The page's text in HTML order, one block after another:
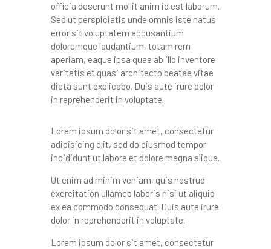
officia deserunt mollit anim id est laborum.
Sed ut perspiciatis unde omnis iste natus
error sit voluptatem accusantium
doloremque laudantium, totam rem
aperiam, eaque ipsa quae ab illo inventore
veritatis et quasi architecto beatae vitae
dicta sunt explicabo. Duis aute irure dolor
in reprehenderit in voluptate.
Lorem ipsum dolor sit amet, consectetur
adipisicing elit, sed do eiusmod tempor
incididunt ut labore et dolore magna aliqua.
Ut enim ad minim veniam, quis nostrud
exercitation ullamco laboris nisi ut aliquip
ex ea commodo consequat. Duis aute irure
dolor in reprehenderit in voluptate.
Lorem ipsum dolor sit amet, consectetur